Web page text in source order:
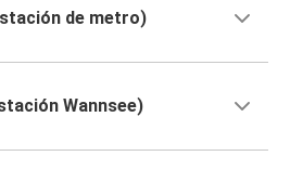
de metro)
Wannsee)